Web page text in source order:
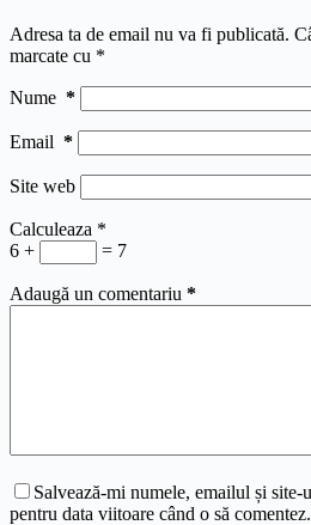
Adresa ta de email nu va fi publicată.
marcate cu *
Nume *
Email *
Site web
Calculeaza *
6 +
= 7
Adaugă un comentariu *
Salvează-mi numele, emailul și
pentru data viitoare când o să comentez.